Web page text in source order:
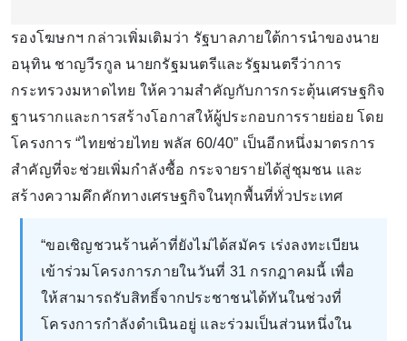
รองโฆษกฯ กล่าวเพิ่มเติมว่า รัฐบาลภายใต้การนำของนาย
อนุทิน ชาญวีรกูล นายกรัฐมนตรีและรัฐมนตรีว่าการ
กระทรวงมหาดไทย ให้ความสำคัญกับการกระตุ้นเศรษฐกิจ
ฐานรากและการสร้างโอกาสให้ผู้ประกอบการรายย่อย โดย
โครงการ “ไทยช่วยไทย พลัส 60/40” เป็นอีกหนึ่งมาตรการ
สำคัญที่จะช่วยเพิ่มกำลังซื้อ กระจายรายได้สู่ชุมชน และ
สร้างความคึกคักทางเศรษฐกิจในทุกพื้นที่ทั่วประเทศ
“ขอเชิญชวนร้านค้าที่ยังไม่ได้สมัคร เร่งลงทะเบียน
เข้าร่วมโครงการภายในวันที่ 31 กรกฎาคมนี้ เพื่อ
ให้สามารถรับสิทธิ์จากประชาชนได้ทันในช่วงที่
โครงการกำลังดำเนินอยู่ และร่วมเป็นส่วนหนึ่งใน